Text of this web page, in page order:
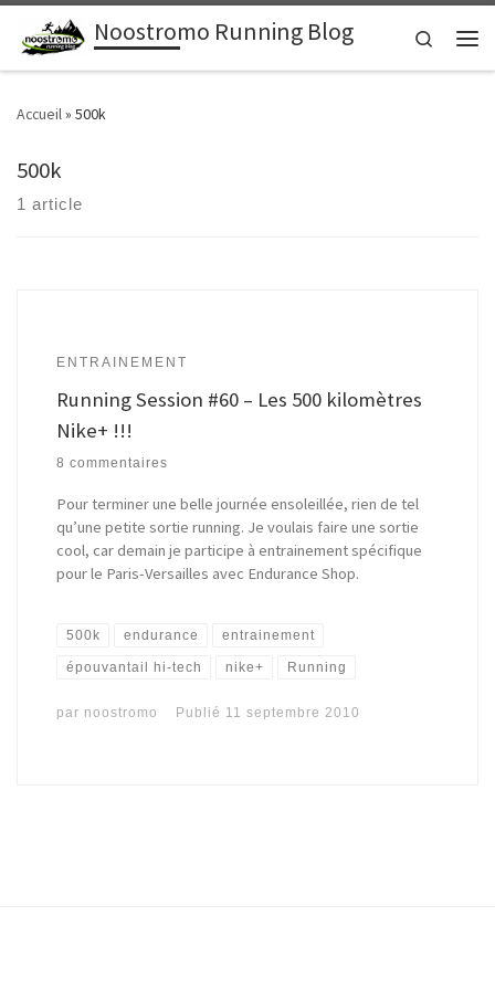
Passer au contenuNoostromo Running Blog
Search
Accueil» 500k
500k
1 article
ENTRAINEMENT
Running Session #60 – Les 500 kilomètres
Nike+ !!!
8 commentaires
Pour terminer une belle journée ensoleillée, rien de tel
qu’une petite sortie running. Je voulais faire une sortie
cool, car demain je participe à entrainement spécifique
pour le Paris-Versailles avec Endurance Shop.
500k endurance entrainement
épouvantail hi-tech nike+ Running
par noostromo Publié 11 septembre 2010